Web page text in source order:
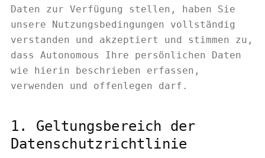
Daten zur Verfügung stellen, haben Sie
unsere Nutzungsbedingungen vollständig
verstanden und akzeptiert und stimmen zu,
dass Autonomous Ihre persönlichen Daten
wie hierin beschrieben erfassen,
verwenden und offenlegen darf.
1. Geltungsbereich der
Datenschutzrichtlinie